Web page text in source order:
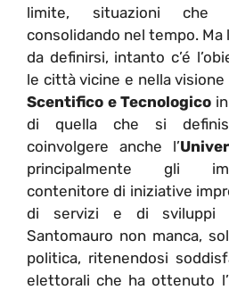
limite, situazioni
consolidando nel tempo.
da definirsi, intanto c’é
le città vicine e nella visione
Scentifico e Tecnologico
di quella che si
coinvolgere anche l’
principalmente gli
contenitore di iniziative
di servizi e di sviluppi
Santomauro non manca,
politica, ritenendosi
elettorali che ha ottenuto l’